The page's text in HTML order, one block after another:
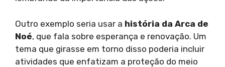
Outro exemplo seria usar a história da Arca de
Noé, que fala sobre esperança e renovação. Um
tema que girasse em torno disso poderia incluir
atividades que enfatizam a proteção do meio